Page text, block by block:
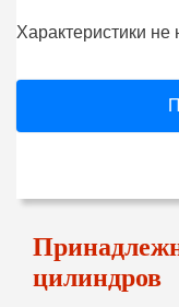
Характеристики не
цилиндров